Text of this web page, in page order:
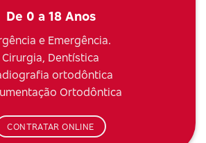
De 0 a 18 Anos
e Emergência.
Cirurgia, Dentística
ortodôntica
Ortodôntica
CONTRATAR ONLINE